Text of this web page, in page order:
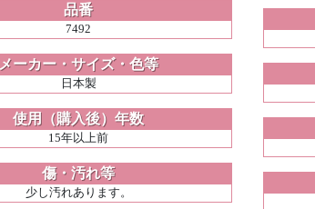
品番
7492
メーカー・サイズ・色等
日本製
使用（購入後）年数
15年以上前
傷・汚れ等
少し汚れあります。